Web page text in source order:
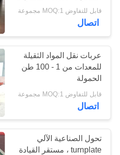
أخبار
اطلب
اقتباس
خريطة
الموقع
قابل للتفاوض MOQ:1 مجموعة
اتصال
عربات نقل المواد الثقيلة
للمعدات من 1 - 100 طن
الحمولة
قابل للتفاوض MOQ:1 مجموعة
اتصال
تحول الصناعية الآلي
turnplate ، مستقر القيادة